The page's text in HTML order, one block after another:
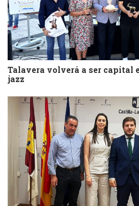
Talavera volverá a ser capital
jazz